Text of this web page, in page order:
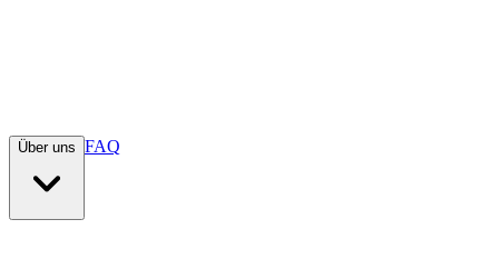
Über uns FAQ